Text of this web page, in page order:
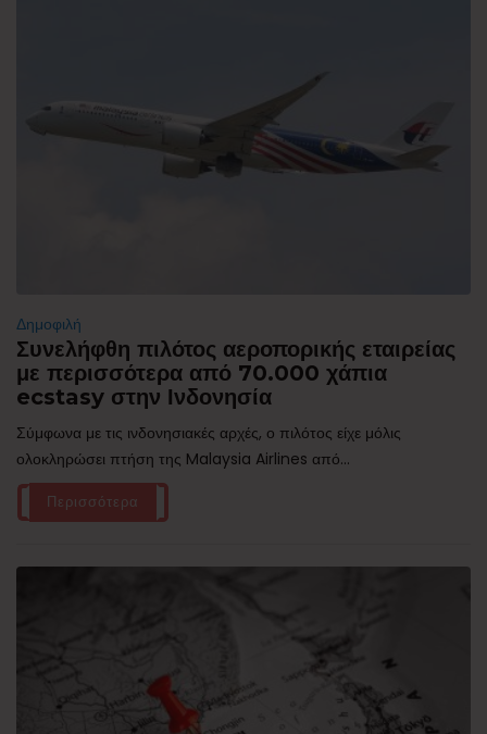
Δημοφιλή
Συνελήφθη πιλότος αεροπορικής εταιρείας
με περισσότερα από 70.000 χάπια
ecstasy στην Ινδονησία
Σύμφωνα με τις ινδονησιακές αρχές, ο πιλότος είχε μόλις
ολοκληρώσει πτήση της Malaysia Airlines από...
Περισσότερα